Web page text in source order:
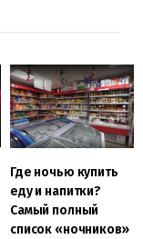
Где ночью купить
еду и напитки?
Самый полный
список «ночников»